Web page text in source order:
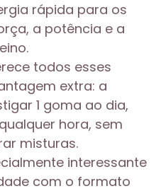
rápida para os
a potência e a
todos esses
extra: a
1 goma ao dia,
hora, sem
misturas.
interessante
com o formato